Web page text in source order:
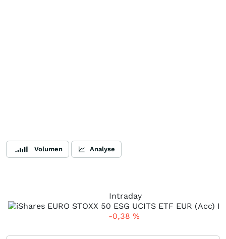
Volumen Analyse
Intraday
-0,38 %